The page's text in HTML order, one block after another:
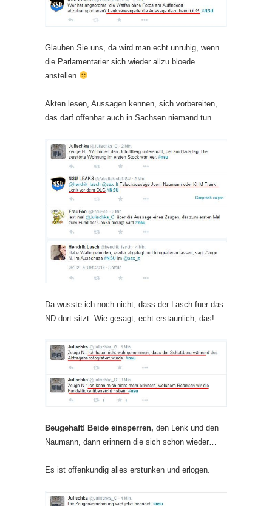
Glauben Sie uns, da wird man echt unruhig, wenn
die Parlamentarier sich wieder allzu bloede
anstellen
Akten lesen, Aussagen kennen, sich vorbereiten,
das darf offenbar auch in Sachsen niemand tun.
Da wusste ich noch nicht, dass der Lasch fuer das
ND dort sitzt. Wie gesagt, echt erstaunlich, das!
Beugehaft! Beide einsperren, den Lenk und den
Naumann, dann erinnern die sich schon wieder…
Es ist offenkundig alles erstunken und erlogen.